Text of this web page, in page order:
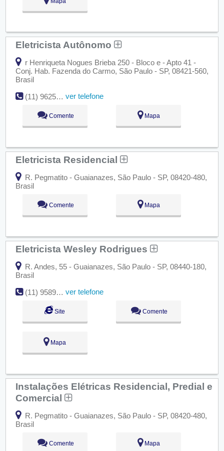
Eletricista Autônomo
r Henriqueta Nogues Brieba 250 - Bloco e - Apto 41 -
Conj. Hab. Fazenda do Carmo, São Paulo - SP, 08421-560,
Brasil
(11) 96250-0222
ver telefone
Comente Mapa
Eletricista Residencial
R. Pegmatito - Guaianazes, São Paulo - SP, 08420-480,
Brasil
Comente Mapa
Eletricista Wesley Rodrigues
R. Andes, 55 - Guaianazes, São Paulo - SP, 08440-180,
Brasil
(11) 95890-9490
ver telefone
Site Comente
Mapa
Instalações Elétricas Residencial, Predial e
Comercial
R. Pegmatito - Guaianazes, São Paulo - SP, 08420-480,
Brasil
Comente Mapa